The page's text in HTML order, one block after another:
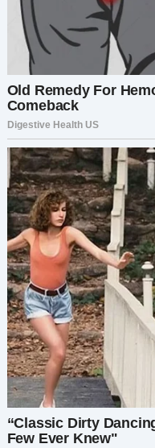
«Не подходите!» —
Но Николай уже
бледная и
вцепившись
устройстве мигали.
02:41… 02:40…
«Это бомба!» —
Мило оставался
встав между
рычание было
Шаль женщины
измождённое
светлыми
кругами от
«Я не хотела
надломленным